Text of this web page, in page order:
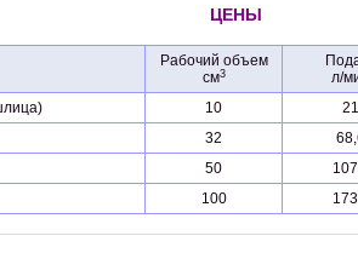
ЦЕНЫ
Рабочий объем
см3
л/
10 21
32
50
100